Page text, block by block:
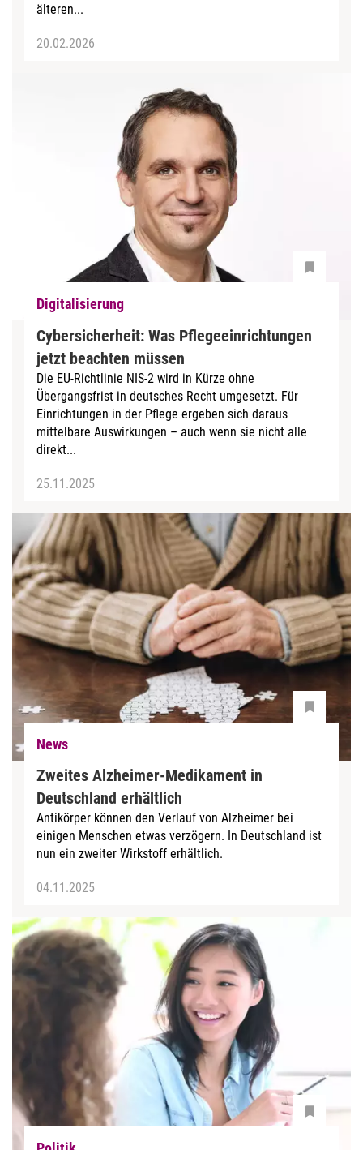
älteren...
20.02.2026
Digitalisierung
Cybersicherheit: Was Pflegeeinrichtungen
jetzt beachten müssen
Die EU-Richtlinie NIS-2 wird in Kürze ohne
Übergangsfrist in deutsches Recht umgesetzt. Für
Einrichtungen in der Pflege ergeben sich daraus
mittelbare Auswirkungen – auch wenn sie nicht alle
direkt...
25.11.2025
News
Zweites Alzheimer-Medikament in
Deutschland erhältlich
Antikörper können den Verlauf von Alzheimer bei
einigen Menschen etwas verzögern. In Deutschland ist
nun ein zweiter Wirkstoff erhältlich.
04.11.2025